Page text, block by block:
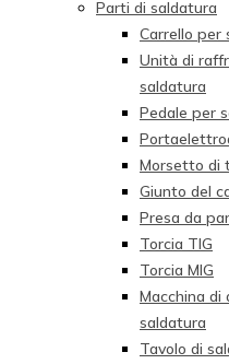
Parti di saldatura
Carrello per
Unità di
saldatura
Pedale per
Morsetto di
Giunto del
Presa da
Torcia TIG
Torcia MIG
Macchina di
saldatura
Tavolo di